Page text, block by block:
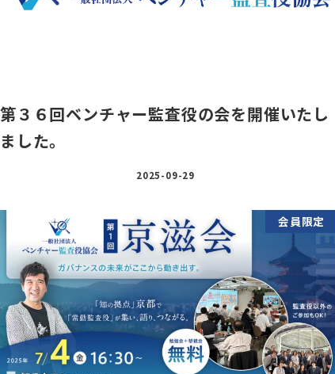
第３６回ベンチャー監査役の会を開催いたし
ました。
2025-09-29
会員限定